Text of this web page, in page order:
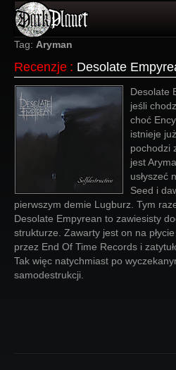
Artykuły
Użytkownicy
Wydarzenia
Galeria
Więcej
Login
Tag: Aryman
Recenzje : Desolate
Desolate
jeśli
choć
istnieje
pochodzi
jest
usłyszeć
Seed i
pierwszym demie Lugburz. Tym
Desolate Empyrean to zawiesisty
strukturze. Zawarty jest on na
przez End Of Time Records i
Tak więc natychmiast po
samodestrukcji.